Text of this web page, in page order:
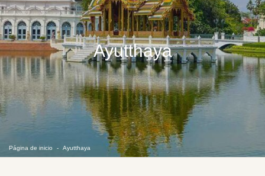
Ayutthaya
Página de inicio Ayutthaya